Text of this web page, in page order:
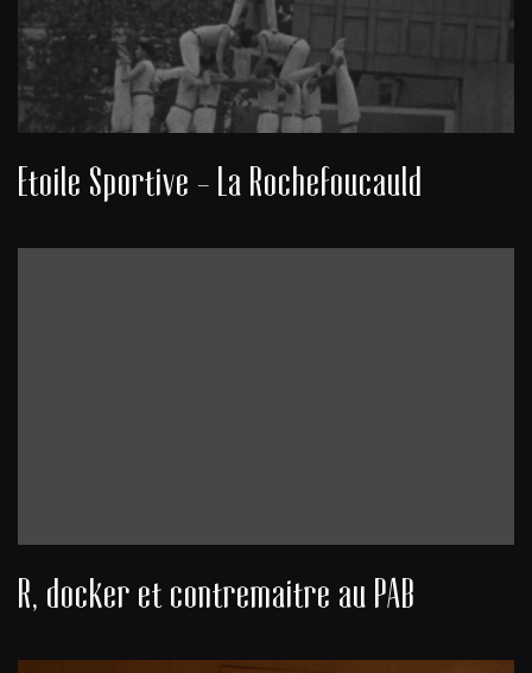
Etoile Sportive - La Rochefoucauld
R, docker et contremaitre au PAB